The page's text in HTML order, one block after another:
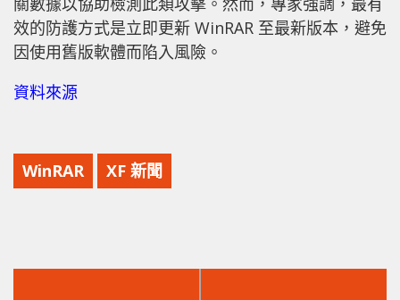
效的防護方式是立即更新 WinRAR 至最新版本，避免
因使用舊版軟體而陷入風險。
資料來源
WinRAR XF 新聞